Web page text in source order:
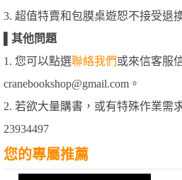
3. 超值特賣和包膜桌遊恕不接受退
其他問題
1. 您可以點選聯絡我們或來信客服
cranebookshop@gmail.com。
2. 若欲大量購書，或有特殊作業需
23934497
您的專屬推薦